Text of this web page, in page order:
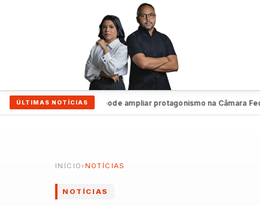
ÚLTIMAS NOTÍCIAS
no TSE● Petrolina pode ampliar protagonismo na Câmara Federal●
INÍCIO ›NOTÍCIAS
NOTÍCIAS